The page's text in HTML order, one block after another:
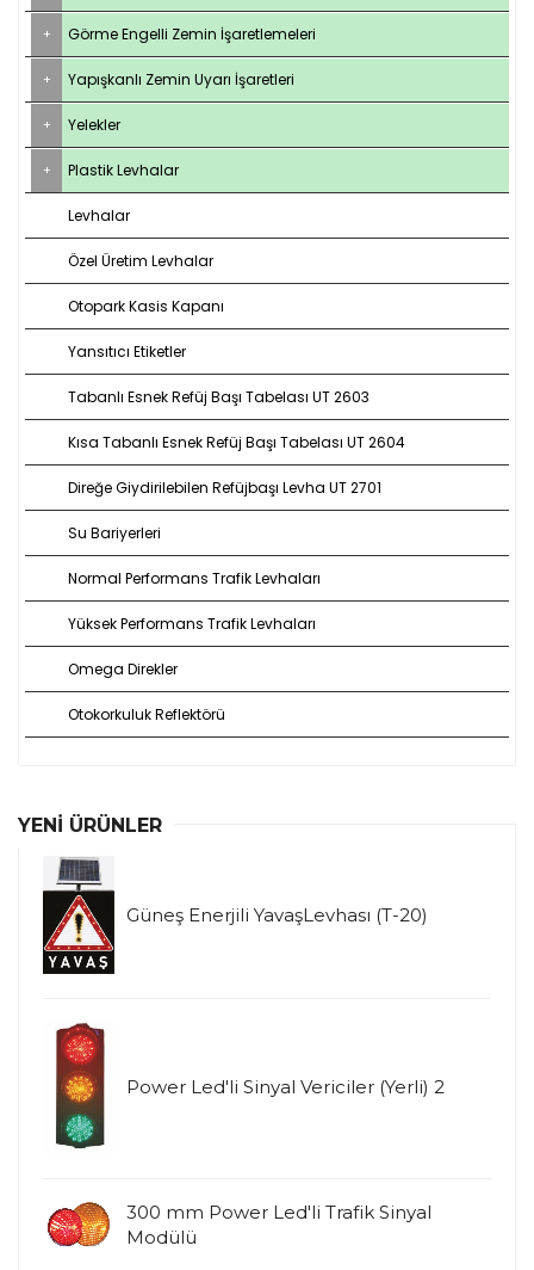
Görme Engelli Zemin İşaretlemeleri
Yapışkanlı Zemin Uyarı İşaretleri
Yelekler
Plastik Levhalar
Levhalar
Özel Üretim Levhalar
Otopark Kasis Kapanı
Yansıtıcı Etiketler
Tabanlı Esnek Refüj Başı Tabelası UT 2603
Kısa Tabanlı Esnek Refüj Başı Tabelası UT 2604
Direğe Giydirilebilen Refüjbaşı Levha UT 2701
Su Bariyerleri
Normal Performans Trafik Levhaları
Yüksek Performans Trafik Levhaları
Omega Direkler
Otokorkuluk Reflektörü
YENI ÜRÜNLER
Güneş Enerjili YavaşLevhası (T-20)
Power Led'li Sinyal Vericiler (Yerli) 2
300 mm Power Led'li Trafik Sinyal
Modülü